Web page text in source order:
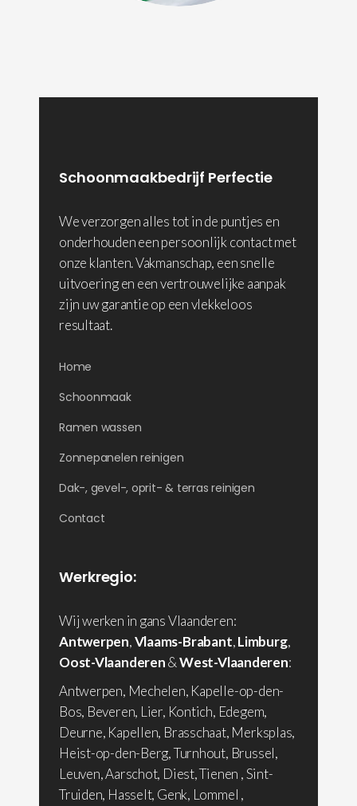
Schoonmaakbedrijf Perfectie
We verzorgen alles tot in de puntjes en
onderhouden een persoonlijk contact met
onze klanten. Vakmanschap, een snelle
uitvoering en een vertrouwelijke aanpak
zijn uw garantie op een vlekkeloos
resultaat.
Home
Schoonmaak
Ramen wassen
Zonnepanelen reinigen
Dak-, gevel-, oprit- & terras reinigen
Contact
Werkregio:
Wij werken in gans Vlaanderen:
Antwerpen,Vlaams-Brabant,Limburg,
Oost-Vlaanderen&West-Vlaanderen:
Antwerpen, Mechelen, Kapelle-op-den-
Bos, Beveren, Lier, Kontich, Edegem,
Deurne, Kapellen, Brasschaat, Merksplas,
Heist-op-den-Berg, Turnhout, Brussel,
Leuven, Aarschot, Diest, Tienen , Sint-
Truiden, Hasselt, Genk, Lommel ,